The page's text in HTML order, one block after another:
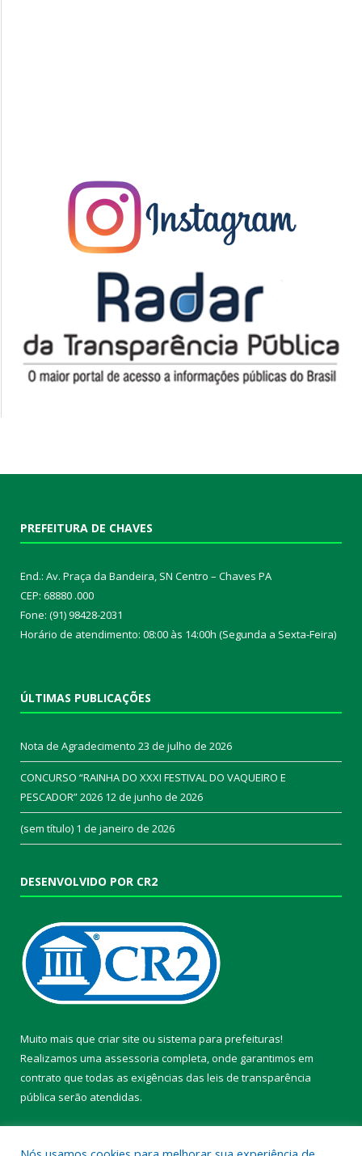
PREFEITURA DE CHAVES
End.: Av. Praça da Bandeira, SN Centro – Chaves PA
CEP: 68880 .000
Fone: (91) 98428-2031
Horário de atendimento: 08:00 às 14:00h (Segunda a Sexta-Feira)
ÚLTIMAS PUBLICAÇÕES
Nota de Agradecimento 23 de julho de 2026
CONCURSO “RAINHA DO XXXI FESTIVAL DO VAQUEIRO E
PESCADOR” 2026 12 de junho de 2026
(sem título) 1 de janeiro de 2026
DESENVOLVIDO POR CR2
Muito mais que criar site ou sistema para prefeituras!
Realizamos uma assessoria completa, onde garantimos em
contrato que todas as exigências das leis de transparência
pública serão atendidas.